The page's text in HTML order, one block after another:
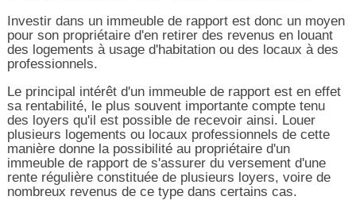
Investir dans un immeuble de rapport est donc un moyen
pour son propriétaire d'en retirer des revenus en louant
des logements à usage d'habitation ou des locaux à des
professionnels.
Le principal intérêt d'un immeuble de rapport est en effet
sa rentabilité, le plus souvent importante compte tenu
des loyers qu'il est possible de recevoir ainsi. Louer
plusieurs logements ou locaux professionnels de cette
manière donne la possibilité au propriétaire d'un
immeuble de rapport de s'assurer du versement d'une
rente régulière constituée de plusieurs loyers, voire de
nombreux revenus de ce type dans certains cas.